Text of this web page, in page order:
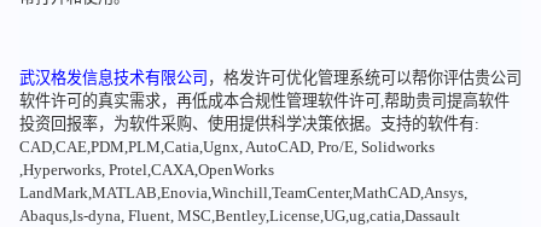
武汉格发信息技术有限公司 ，格发许可优化管理系统可以帮你评估贵公司
软件许可的真实需求，再低成本合规性管理软件许可,帮助贵司提高软件
投资回报率，为软件采购、使用提供科学决策依据。支持的软件有:
CAD,CAE,PDM,PLM,Catia,Ugnx, AutoCAD, Pro/E, Solidworks
,Hyperworks, Protel,CAXA,OpenWorks
LandMark,MATLAB,Enovia,Winchill,TeamCenter,MathCAD,Ansys,
Abaqus,ls-dyna, Fluent, MSC,Bentley,License,UG,ug,catia,Dassault